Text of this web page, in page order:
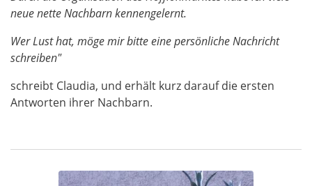
neue nette Nachbarn kennengelernt.
Wer Lust hat, möge mir bitte eine persönliche Nachricht
schreiben"
schreibt Claudia, und erhält kurz darauf die ersten
Antworten ihrer Nachbarn.